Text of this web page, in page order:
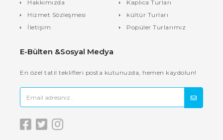
Hakkımızda
Hizmet Sözleşmesi
İletişim
Kaplıca Turları
kültür Turları
Popüler Turlarımız
E-Bülten &Sosyal Medya
En özel tatil teklifleri posta kutunuzda, hemen kaydolun!